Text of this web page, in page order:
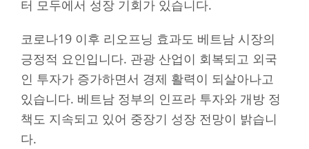
터 모두에서 성장 기회가 있습니다.
코로나19 이후 리오프닝 효과도 베트남 시장의
긍정적 요인입니다. 관광 산업이 회복되고 외국
인 투자가 증가하면서 경제 활력이 되살아나고
있습니다. 베트남 정부의 인프라 투자와 개방 정
책도 지속되고 있어 중장기 성장 전망이 밝습니
다.